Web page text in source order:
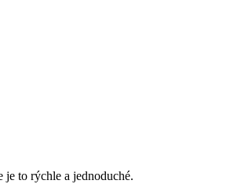
to rýchle a jednoduché.